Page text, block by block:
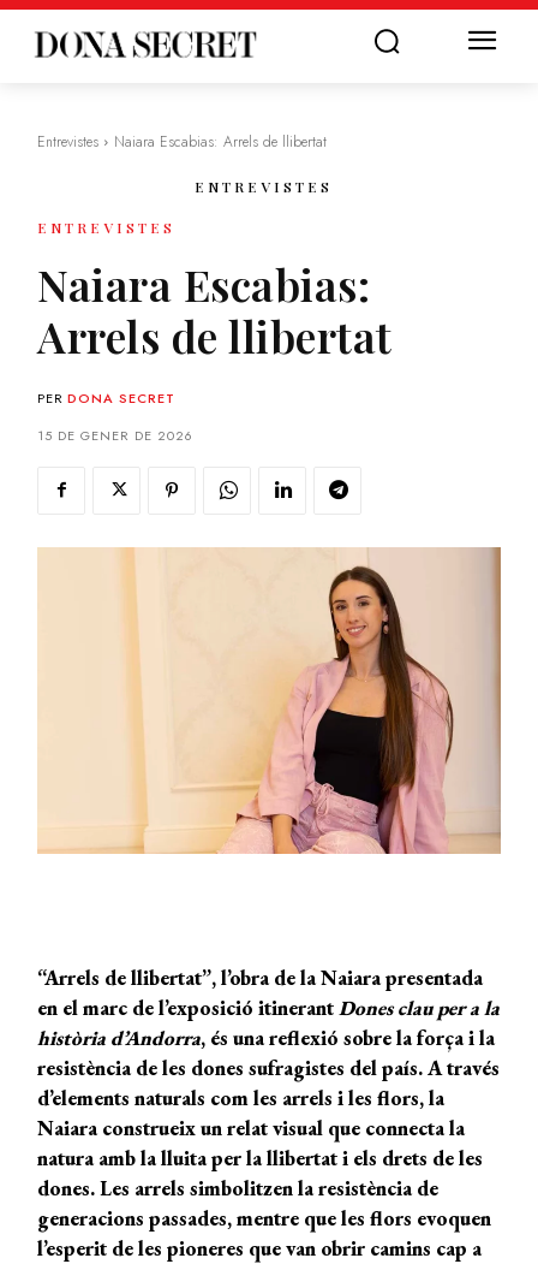
Entrevistes Naiara Escabias: Arrels de llibertat
ENTREVISTES
ENTREVISTES
Naiara Escabias:
Arrels de llibertat
PER DONA SECRET
15 DE GENER DE 2026
“Arrels de llibertat”,l’obra dela Naiarapresentada
en el marc de l’exposició itinerantDones clau per a la
història d’Andorra, és una reflexió sobre la força i la
resistència de les dones sufragistes del país. A través
d’elements naturals com les arrels i les flors, la
Naiara construeix un relat visual que connecta la
natura amb la lluita per la llibertat i els drets de les
dones. Les arrels simbolitzen la resistència de
generacions passades, mentre que les flors evoquen
l’esperit de les pioneres que van obrir camins cap a